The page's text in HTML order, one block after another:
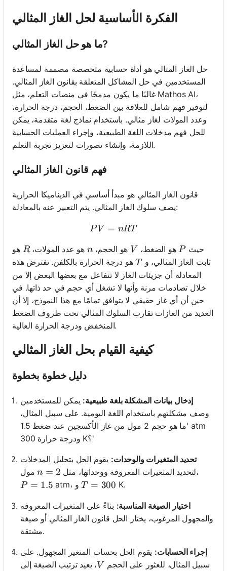
الفكرة الأساسية لحل الغاز المثالي
ما هو حل الغاز المثالي?
حل الغاز المثالي هو أداة حسابية متخصصة مصممة لمساعدة
المستخدمين في حل المشاكل المتعلقة بقانون الغاز المثالي.
غالبًا ما يكون مدمجًا في منصات التعلم، مثل Mathos AI،
لتوفير فهم شامل للعلاقة بين الضغط، الحجم، درجة الحرارة،
وعدد المولات لغاز مثالي. باستخدام نماذج لغة متقدمة، يمكن
للحل فهم مدخلات اللغة الطبيعية، وإجراء العمليات الحسابية
اللازمة، وإنشاء تصورات لتعزيز تجربة التعلم.
فهم قانون الغاز المثالي
قانون الغاز المثالي هو مبدأ أساسي في الديناميكا الحرارية
يصف سلوك الغاز المثالي. يتم التعبير عنه بالمعادلة:
PV = nRT
PV = nRT
حيثP
P هو الضغط، V
V هو الحجم،n
n هو عدد المولات،R
R هو
ثابت الغاز المثالي، وT
Tهو درجة الحرارة بالكلفن. تفترض هذه
المعادلة أن جزيئات الغاز لا تتفاعل مع بعضها البعض إلا من
خلال تصادمات مرنة وأنها لا تشغل أي حجم في حد ذاتها. في
حين أن أي غاز حقيقي لا يتوافق تمامًا مع هذا النموذج، إلا أن
العديد من الغازات تقارب السلوك المثالي تحت ظروف الضغط
المنخفض ودرجة الحرارة العالية.
كيفية القيام بحل الغاز المثالي
دليل خطوة بخطوة
إدخال بيانات المشكلة بلغة طبيعية: يمكن للمستخدمين
وصف مشكلتهم باستخدام اللغة اليومية. على سبيل المثال،
'ما هو حجم 2 مول من غاز الأكسجين عند ضغط 1.5 atm
ودرجة حرارة 300 K؟'
تحديد المتغيرات والوحدات: يقوم الحل بتحليل المدخلات
لتحديد المتغيرات المعروفة ووحداتها، مثل n = 2
n = 2 مول،
P = 1.5
P = 1.5 atm، وT = 300
T = 300 K.
اختيار الصيغة المناسبة: بناءً على المتغيرات المعروفة
والمجهول المرغوب، يختار الحل قانون الغاز المثالي أو صيغة
مشتقة.
إجراء الحسابات: يقوم الحل بحساب المتغير المجهول. على
سبيل المثال، للعثور على الحجم V
V، يعيد ترتيب الصيغة إلى